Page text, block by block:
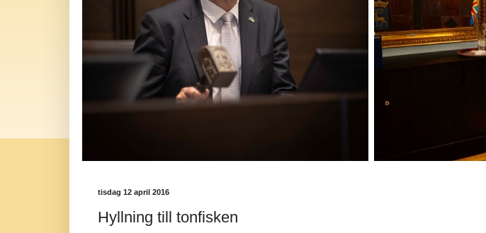
tisdag 12 april 2016
Hyllning till tonfisken